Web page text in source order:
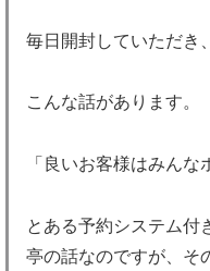
毎日開封していただき
こんな話があります。
「良いお客様はみんな
とある予約システム付
亭の話なのですが、そ